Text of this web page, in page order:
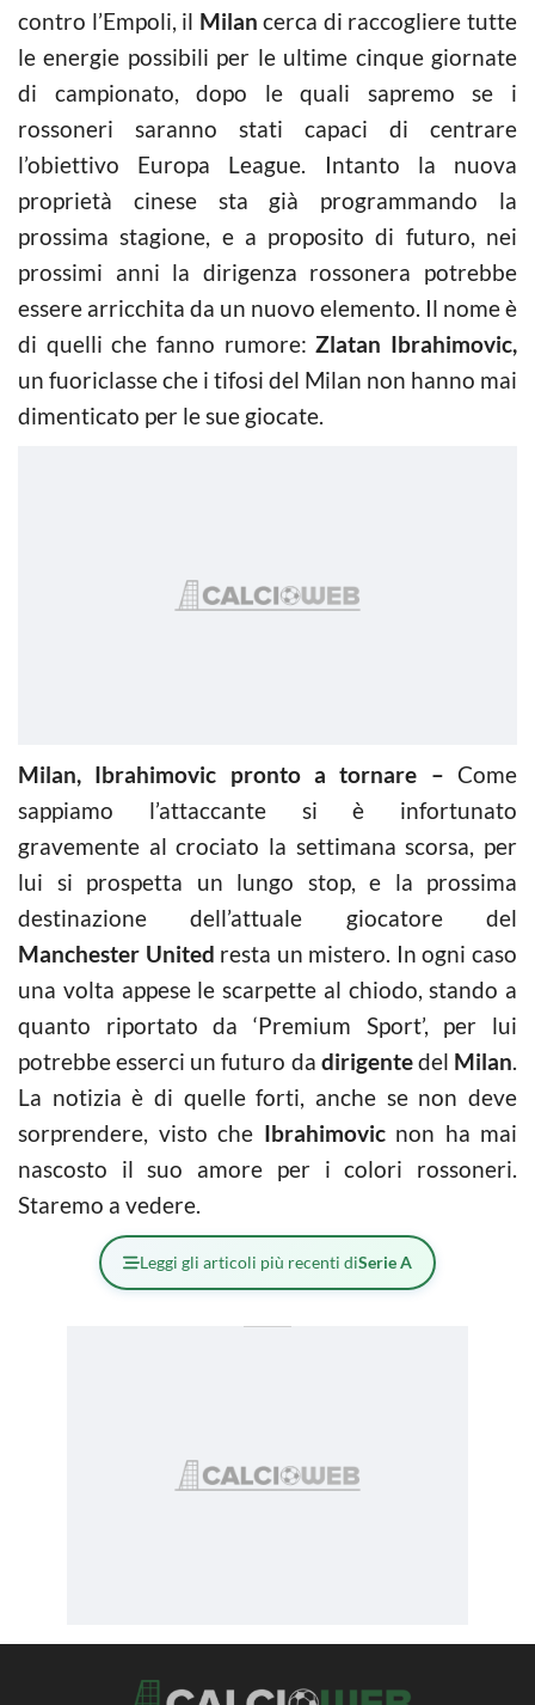
contro l’Empoli, il Milan cerca di raccogliere tutte
le energie possibili per le ultime cinque giornate
di campionato, dopo le quali sapremo se i
rossoneri saranno stati capaci di centrare
l’obiettivo Europa League. Intanto la nuova
proprietà cinese sta già programmando la
prossima stagione, e a proposito di futuro, nei
prossimi anni la dirigenza rossonera potrebbe
essere arricchita da un nuovo elemento. Il nome è
di quelli che fanno rumore: Zlatan Ibrahimovic,
un fuoriclasse che i tifosi del Milan non hanno mai
dimenticato per le sue giocate.
Milan, Ibrahimovic pronto a tornare – Come
sappiamo l’attaccante si è infortunato
gravemente al crociato la settimana scorsa, per
lui si prospetta un lungo stop, e la prossima
destinazione dell’attuale giocatore del
Manchester United resta un mistero. In ogni caso
una volta appese le scarpette al chiodo, stando a
quanto riportato da ‘Premium Sport’, per lui
potrebbe esserci un futuro da dirigentedel Milan.
La notizia è di quelle forti, anche se non deve
sorprendere, visto che Ibrahimovicnon ha mai
nascosto il suo amore per i colori rossoneri.
Staremo a vedere.
Leggi gli articoli più recenti diSerie A